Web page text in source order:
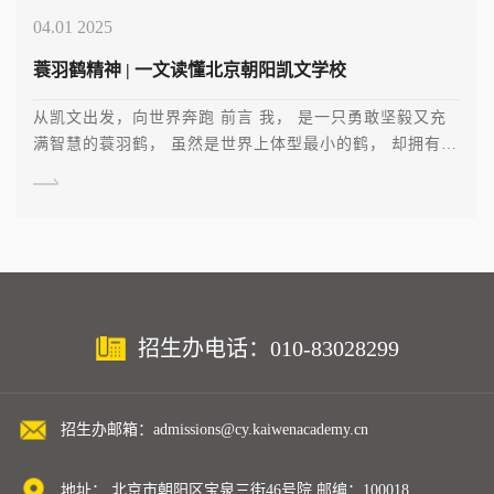
04.01 2025
蓑羽鹤精神 | 一文读懂北京朝阳凯文学校
从凯文出发，向世界奔跑 前言 我， 是一只勇敢坚毅又充
满智慧的蓑羽鹤， 虽然是世界上体型最小的鹤， 却拥有不
招生办电话：010-83028299
招生办邮箱：admissions@cy.kaiwenacademy.cn
地址： 北京市朝阳区宝泉三街46号院 邮编：100018